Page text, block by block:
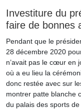
Investiture du
faire de bonnes
Pendant que le
28 décembre 2020
n’avait pas le cœur en
où a eu lieu la
donc restée avec sur
montrer patte blanche
du palais des sports